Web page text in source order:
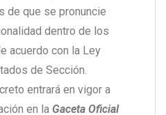
de que se pronuncie
dentro de los
acuerdo con la Ley
de Sección.
entrará en vigor a
en la Gaceta Oficial